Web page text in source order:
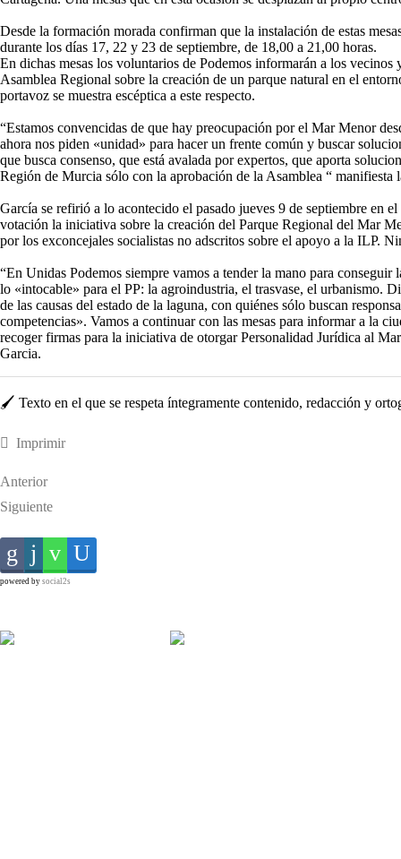
Desde la formación morada confirman que la instalación de estas
durante los días 17, 22 y 23 de septiembre, de 18,00 a 21,00 horas.
En dichas mesas los voluntarios de Podemos informarán a los
Asamblea Regional sobre la creación de un parque natural en el
portavoz se muestra escéptica a este respecto.
“Estamos convencidas de que hay preocupación por el Mar Menor
ahora nos piden «unidad» para hacer un frente común y buscar
que busca consenso, que está avalada por expertos, que aporta
Región de Murcia sólo con la aprobación de la Asamblea “ manifiesta
García se refirió a lo acontecido el pasado jueves 9 de septiembre en
votación la iniciativa sobre la creación del Parque Regional del Mar
por los exconcejales socialistas no adscritos sobre el apoyo a la ILP.
“En Unidas Podemos siempre vamos a tender la mano para
lo «intocable» para el PP: la agroindustria, el trasvase, el urbanismo.
de las causas del estado de la laguna, con quiénes sólo buscan
competencias». Vamos a continuar con las mesas para informar a la
recoger firmas para la iniciativa de otorgar Personalidad Jurídica al
Garcia.
🖌️ Texto en el que se respeta íntegramente contenido, redacción y
Imprimir
Anterior
Siguiente
powered by social2s